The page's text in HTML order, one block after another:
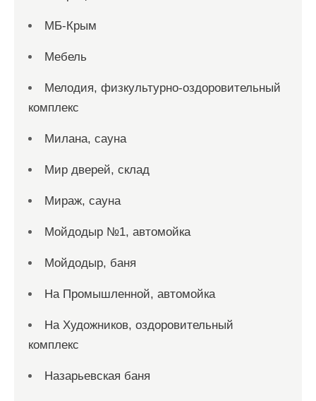
МБ-Крым
Мебель
Мелодия, физкультурно-оздоровительный
комплекс
Милана, сауна
Мир дверей, склад
Мираж, сауна
Мойдодыр №1, автомойка
Мойдодыр, баня
На Промышленной, автомойка
На Художников, оздоровительный
комплекс
Назарьевская баня